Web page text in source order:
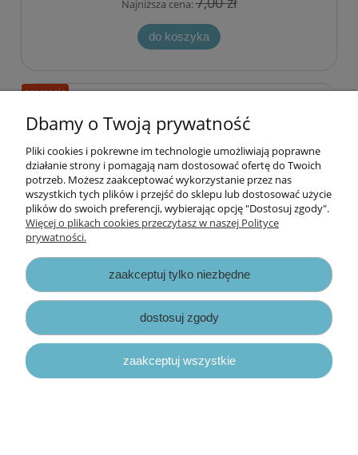
Najniższa cena:
do koszyka
papierowa taśma dekoracyjna - w kropki
granatowe (różowa)
5,00 zł
promocja
Dbamy o Twoją prywatność
Pliki cookies i pokrewne im technologie umożliwiają poprawne
działanie strony i pomagają nam dostosować ofertę do Twoich
potrzeb. Możesz zaakceptować wykorzystanie przez nas
wszystkich tych plików i przejść do sklepu lub dostosować użycie
plików do swoich preferencji, wybierając opcję "Dostosuj zgody".
Więcej o plikach cookies przeczytasz w naszej Polityce
prywatności.
zaakceptuj tylko niezbędne
dostosuj zgody
zaakceptuj wszystkie